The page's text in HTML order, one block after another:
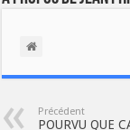
Précédent
POURVU QUE